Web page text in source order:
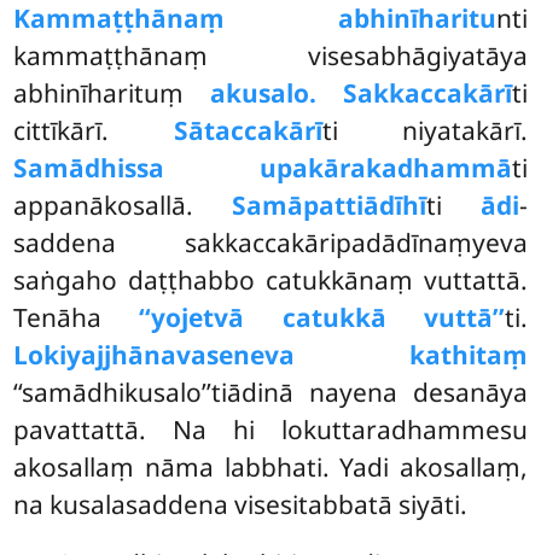
Kammaṭṭhānaṃ abhinīharitunti
kammaṭṭhānaṃ visesabhāgiyatāya
abhinīharituṃ akusalo. Sakkaccakārīti
cittīkārī. Sātaccakārīti niyatakārī.
Samādhissa upakārakadhammāti
appanākosallā. Samāpattiādīhīti ādi-
saddena sakkaccakāripadādīnaṃyeva
saṅgaho daṭṭhabbo catukkānaṃ vuttattā.
Tenāha‘‘yojetvā catukkā vuttā’’ti.
Lokiyajjhānavaseneva kathitaṃ
‘‘samādhikusalo’’tiādinā nayena desanāya
pavattattā. Na hi lokuttaradhammesu
akosallaṃ nāma labbhati. Yadi akosallaṃ,
na kusalasaddena visesitabbatā siyāti.